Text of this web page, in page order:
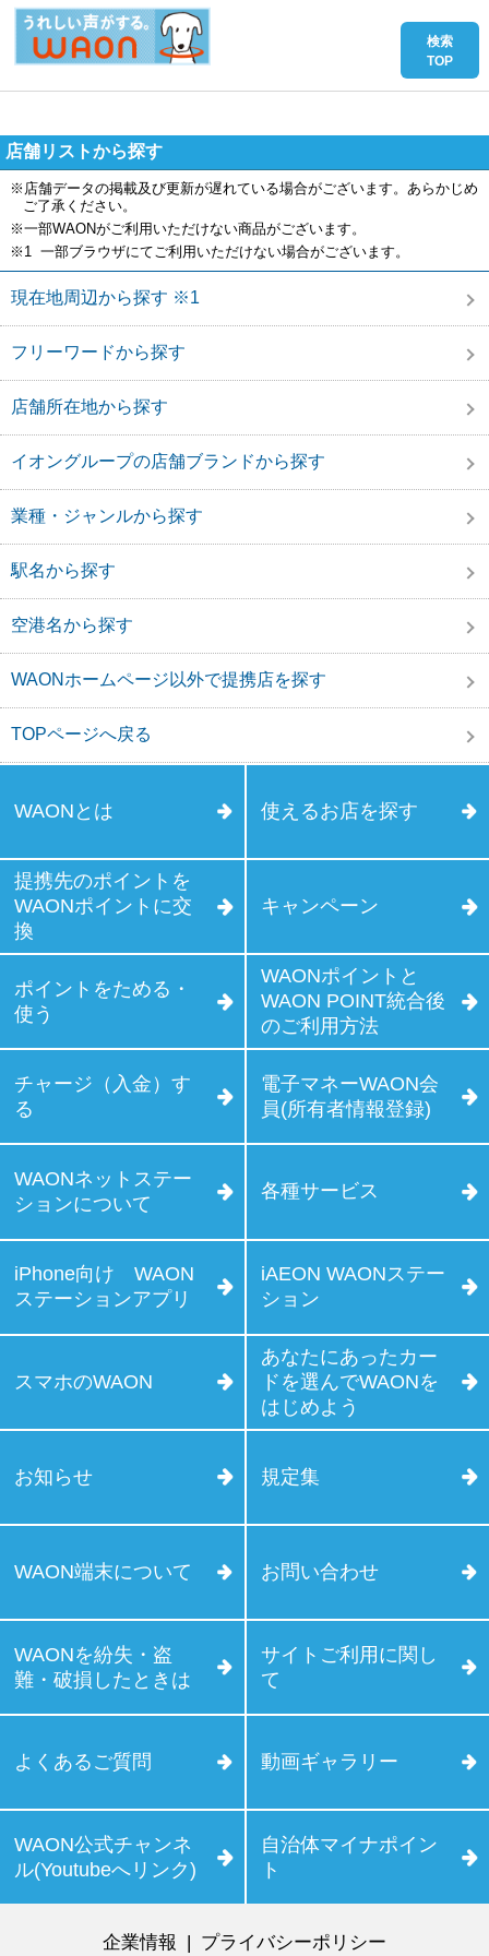
店舗リストから探す
※店舗データの掲載及び更新が遅れている場合がございます。あらかじめ
ご了承ください。
※一部WAONがご利用いただけない商品がございます。
※1 一部ブラウザにてご利用いただけない場合がございます。
現在地周辺から探す ※1
フリーワードから探す
店舗所在地から探す
イオングループの店舗ブランドから探す
業種・ジャンルから探す
駅名から探す
空港名から探す
WAONホームページ以外で提携店を探す
TOPページへ戻る